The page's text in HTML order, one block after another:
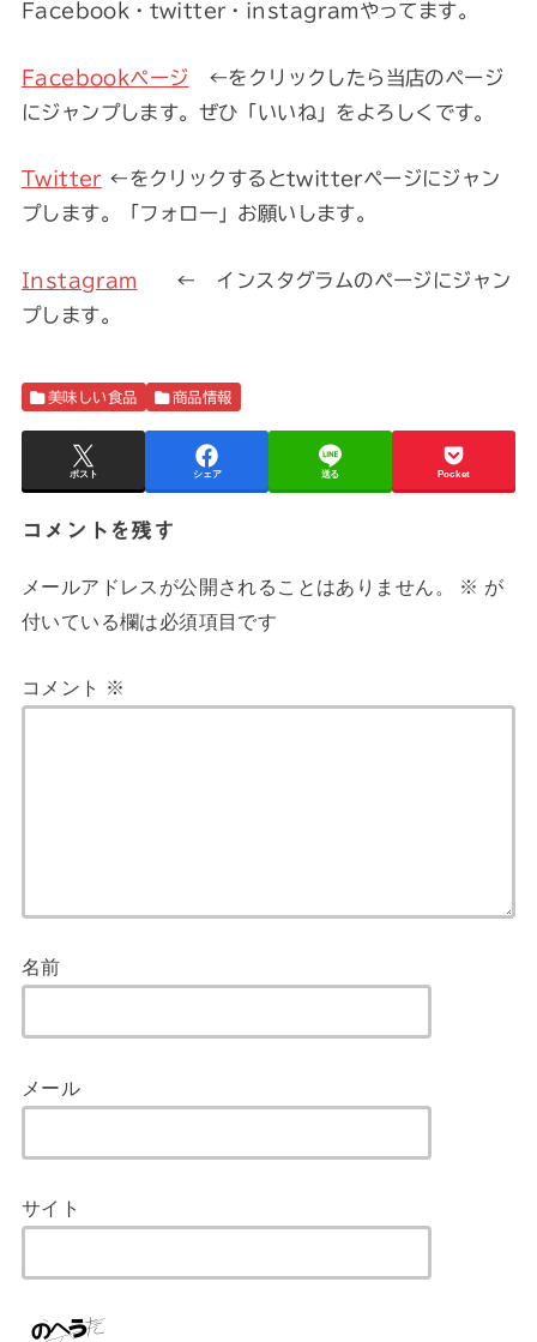
Facebook・twitter・instagramやってます。
Facebookページ ←をクリックしたら当店のページ
にジャンプします。ぜひ「いいね」をよろしくです。
Twitter ←をクリックするとtwitterページにジャン
プします。「フォロー」お願いします。
Instagram ← インスタグラムのページにジャン
プします。
美味しい食品 商品情報
ポスト シェア 送る Pocket
コメントを残す
メールアドレスが公開されることはありません。 ※ が
付いている欄は必須項目です
コメント ※
名前
メール
サイト